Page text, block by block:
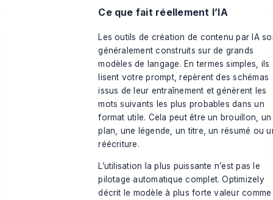
Ce que fait réellement l’IA
Les outils de création de contenu par IA
généralement construits sur de grands
modèles de langage. En termes simples, ils
lisent votre prompt, repèrent des schémas
issus de leur entraînement et génèrent les
mots suivants les plus probables dans un
format utile. Cela peut être un brouillon, un
plan, une légende, un titre, un résumé ou
réécriture.
L’utilisation la plus puissante n’est pas le
pilotage automatique complet. Optimizely
décrit le modèle à plus forte valeur comme